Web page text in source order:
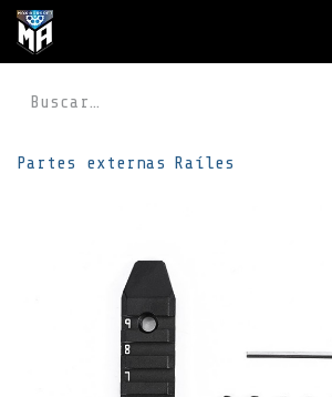
Ir al contenido
Partes externas Raíles